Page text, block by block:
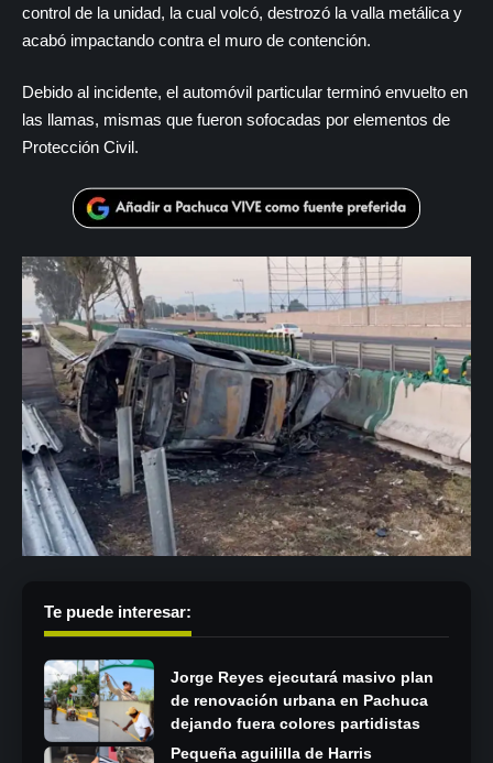
control de la unidad, la cual volcó, destrozó la valla metálica y
acabó impactando contra el muro de contención.
Debido al incidente, el automóvil particular terminó envuelto en
las llamas, mismas que fueron sofocadas por elementos de
Protección Civil.
Te puede interesar:
Jorge Reyes ejecutará masivo plan
de renovación urbana en Pachuca
dejando fuera colores partidistas
Pequeña aguililla de Harris